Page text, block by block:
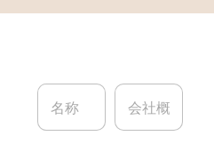
名
*
会
概